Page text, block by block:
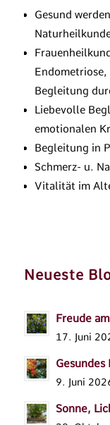
Gesund
Begleitung
Liebevolle
emotionalen
Begleitung in
Schmerz- u.
Vitalität im
Neueste
Freude
17. Juni
9. Juni
Sonne,